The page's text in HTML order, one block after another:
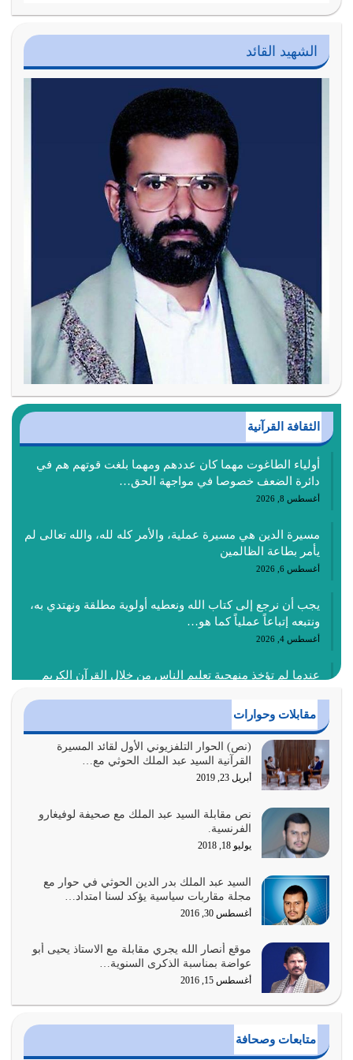
الشهيد القائد
الثقافة القرآنية
أولياء الطاغوت مهما كان عددهم ومهما بلغت قوتهم هم في
دائرة الضعف خصوصا في مواجهة الحق…
أغسطس 8, 2026
مسيرة الدين هي مسيرة عملية، والأمر كله لله، والله تعالى لم
يأمر بطاعة الظالمين
أغسطس 6, 2026
يجب أن نرجع إلى كتاب الله ونعطيه أولوية مطلقة ونهتدي به،
ونتبعه إتباعاً عملياً كما هو…
أغسطس 4, 2026
عندما لم تؤخذ منهجية تعليم الناس من خلال القرآن الكريم
أغسطس 3, 2026
الغاية من الصلاة هو ذكر الله (أقم الصلاة لذكري) إضافة إلى
{وَأَعِدُّوا لَهُمْ مَا…
أغسطس 2, 2026
السبب الرئيسي لشقاء الأمة الابتعاد عن كتاب الله والتعدي
لحدود الله بالإضافات للدين
أغسطس 1, 2026
أبرز أسباب الشقاء هو الإعراض عن ذكر الله وعن هدى الله
المتمثل في القرآن الكريم
يوليو 31, 2026
أولياء الشيطان كلما كانوا أكثر ولاءً وطاعة للشيطان كلما كانوا
أكثر ضعفاً
يوليو 30, 2026
وعد الله تعالى من يُقتل في سبيله بالحياة الأبدية والرزق
والاستبشار والنجاة والخلود في…
مقابلات وحوارات
(نص) الحوار التلفزيوني الأول لقائد المسيرة
القرآنية السيد عبد الملك الحوثي مع…
أبريل 23, 2019
نص مقابلة السيد عبد الملك مع صحيفة لوفيغارو
الفرنسية.
يوليو 18, 2018
السيد عبد الملك بدر الدين الحوثي في حوار مع
مجلة مقاربات سياسية يؤكد لسنا امتداد…
أغسطس 30, 2016
موقع أنصار الله يجري مقابلة مع الاستاذ يحيى أبو
عواضة بمناسبة الذكرى السنوية…
أغسطس 15, 2016
متابعات وصحافة